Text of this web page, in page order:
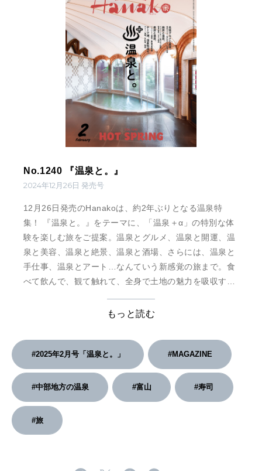
No.1240 『温泉と。』
2024年12月26日 発売号
12月26日発売のHanakoは、約2年ぶりとなる温泉特
集！ 『温泉と。』をテーマに、「温泉＋α」の特別な体
験を楽しむ旅をご提案。温泉とグルメ、温泉と開運、温
泉と美容、温泉と絶景、温泉と酒場、さらには、温泉と
手仕事、温泉とアート…なんていう新感覚の旅まで。食
べて飲んで、観て触れて、全身で土地の魅力を吸収す
もっと読む
#2025年2月号「温泉と。」 #MAGAZINE
#中部地方の温泉 #富山 #寿司
#旅